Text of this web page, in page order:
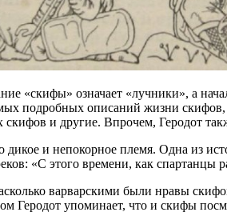
«скифы» означает «лучники», а
подробных описаний жизни
скифов и другие. Впрочем, Геродот
и непокорное племя. Одна из
«С этого времени, как спартанцы
варварскими были нравы
Геродот упоминает, что и скифы